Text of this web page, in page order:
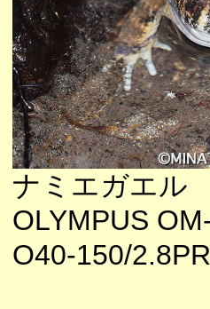
ナミエガエル
OLYMPUS
O40-150/